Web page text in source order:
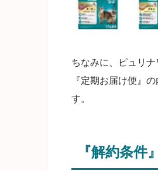
ちなみに、ピュリ
『定期お届け便』
す。
『解約条件